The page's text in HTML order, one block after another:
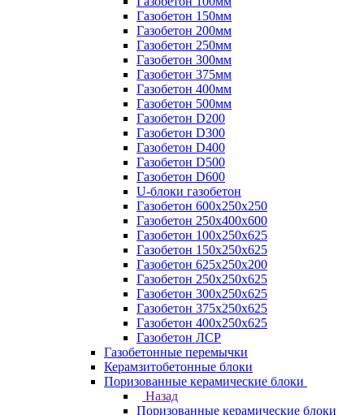
Газобетон 150мм
Газобетон 200мм
Газобетон 250мм
Газобетон 300мм
Газобетон 375мм
Газобетон 400мм
Газобетон 500мм
Газобетон D200
Газобетон D300
Газобетон D400
Газобетон D500
Газобетон D600
U-блоки газобетон
Газобетон 600x250x250
Газобетон 250x400x600
Газобетон 100х250х625
Газобетон 150х250х625
Газобетон 625х250х200
Газобетон 250х250х625
Газобетон 300х250х625
Газобетон 375х250х625
Газобетон 400х250х625
Газобетон ЛСР
Газобетонные перемычки
Керамзитобетонные блоки
Поризованные керамические блоки
Назад
Поризованные керамические блоки